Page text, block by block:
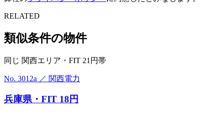
RELATED
類似条件の物件
同じ 関西エリア・FIT 21円帯
No. 3012a ／ 関西電力
兵庫県・FIT 18円